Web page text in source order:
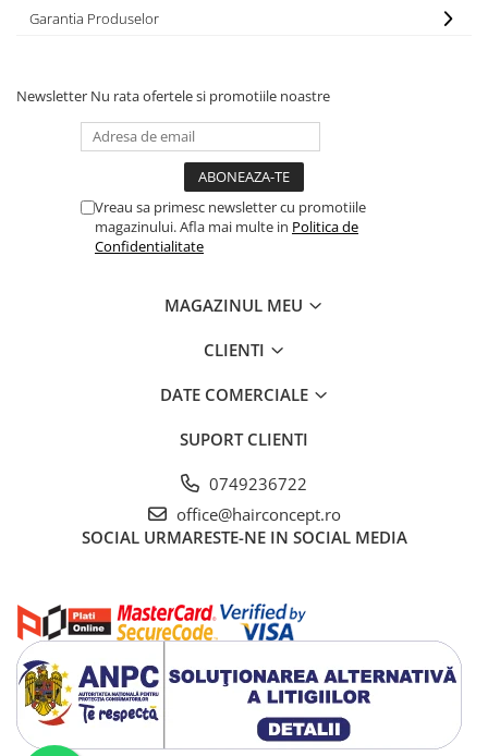
Garantia Produselor
Newsletter Nu rata ofertele si promotiile noastre
Vreau sa primesc newsletter cu promotiile
magazinului. Afla mai multe in Politica de
Confidentialitate
MAGAZINUL MEU
CLIENTI
DATE COMERCIALE
SUPORT CLIENTI
0749236722
office@hairconcept.ro
SOCIAL URMARESTE-NE IN SOCIAL MEDIA